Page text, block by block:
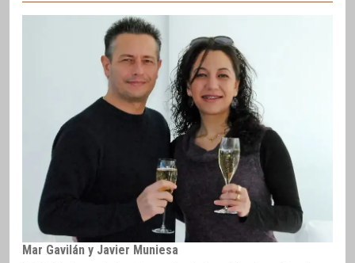
Mar Gavilán y Javier Muniesa